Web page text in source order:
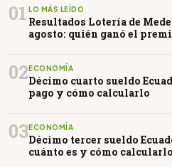
01 LO MÁS LEÍDO
Resultados Lotería de
agosto: quién ganó el
02 ECONOMÍA
Décimo cuarto sueldo
pago y cómo calcularlo
03ECONOMÍA
Décimo tercer sueldo
cuánto es y cómo calcularlo